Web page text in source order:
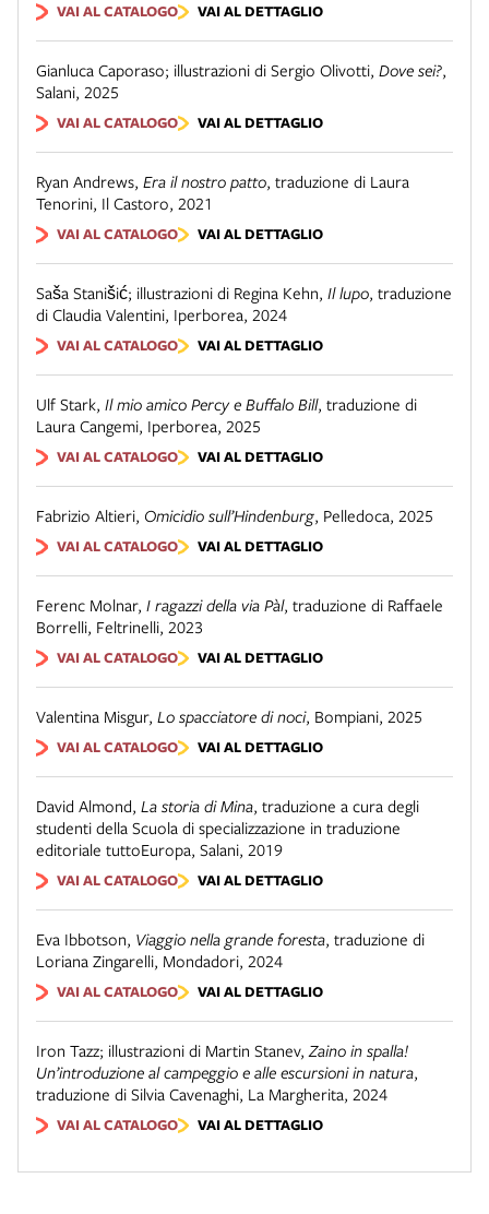
VAI AL CATALOGO VAI AL DETTAGLIO
Gianluca Caporaso; illustrazioni di Sergio Olivotti, Dove sei?,
Salani, 2025
VAI AL CATALOGO VAI AL DETTAGLIO
Ryan Andrews, Era il nostro patto, traduzione di Laura
Tenorini, Il Castoro, 2021
VAI AL CATALOGO VAI AL DETTAGLIO
Saša Stanišić; illustrazioni di Regina Kehn, Il lupo, traduzione
di Claudia Valentini, Iperborea, 2024
VAI AL CATALOGO VAI AL DETTAGLIO
Ulf Stark, Il mio amico Percy e Buffalo Bill, traduzione di
Laura Cangemi, Iperborea, 2025
VAI AL CATALOGO VAI AL DETTAGLIO
Fabrizio Altieri, Omicidio sull’Hindenburg, Pelledoca, 2025
VAI AL CATALOGO VAI AL DETTAGLIO
Ferenc Molnar, I ragazzi della via Pàl, traduzione di Raffaele
Borrelli, Feltrinelli, 2023
VAI AL CATALOGO VAI AL DETTAGLIO
Valentina Misgur, Lo spacciatore di noci, Bompiani, 2025
VAI AL CATALOGO VAI AL DETTAGLIO
David Almond, La storia di Mina, traduzione a cura degli
studenti della Scuola di specializzazione in traduzione
editoriale tuttoEuropa, Salani, 2019
VAI AL CATALOGO VAI AL DETTAGLIO
Eva Ibbotson, Viaggio nella grande foresta, traduzione di
Loriana Zingarelli, Mondadori, 2024
VAI AL CATALOGO VAI AL DETTAGLIO
Iron Tazz; illustrazioni di Martin Stanev, Zaino in spalla!
Un’introduzione al campeggio e alle escursioni in natura,
traduzione di Silvia Cavenaghi, La Margherita, 2024
VAI AL CATALOGO VAI AL DETTAGLIO